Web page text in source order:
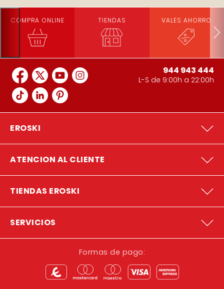
COMPRA ONLINE TIENDAS VALES AHORRO
944 943 444
L-S de 9:00h a 22:00h
EROSKI
ATENCION AL CLIENTE
TIENDAS EROSKI
SERVICIOS
Formas de pago: